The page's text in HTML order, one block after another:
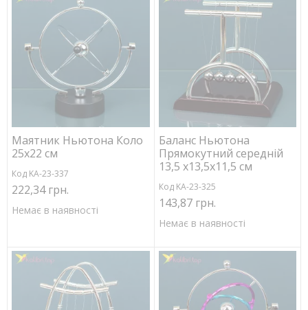
Маятник Ньютона Коло
25х22 см
Код KA-23-337
222,34 грн.
Немає в наявності
Баланс Ньютона
Прямокутний середній
13,5 х13,5х11,5 см
Код KA-23-325
143,87 грн.
Немає в наявності